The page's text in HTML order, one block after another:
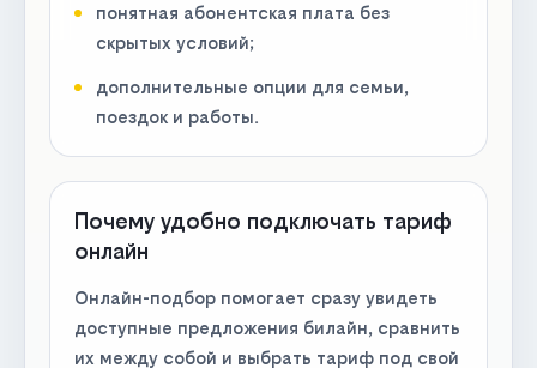
понятная абонентская плата без
скрытых условий;
дополнительные опции для семьи,
поездок и работы.
Почему удобно подключать тариф
онлайн
Онлайн-подбор помогает сразу увидеть
доступные предложения билайн, сравнить
их между собой и выбрать тариф под свой